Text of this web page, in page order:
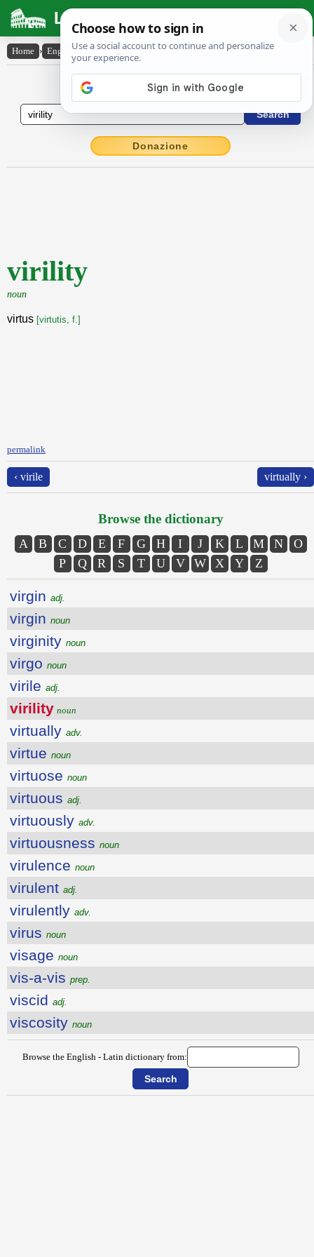
Latin Dictionary
Home › English-Latin › virility
English to Latin Dictionary
Donazione
virility
noun
virtus [virtutis, f.]
permalink
‹ virile virtually ›
Browse the dictionary
A B C D E F G H I J K L M N
O
P
Q R S T U V W X Y Z
virgin adj.
virgin noun
virginity noun
virgo noun
virile adj.
virility noun
virtually adv.
virtue noun
virtuose noun
virtuous adj.
virtuously adv.
virtuousness noun
virulence noun
virulent adj.
virulently adv.
virus noun
visage noun
vis-a-vis prep.
viscid adj.
viscosity noun
Browse the English - Latin dictionary from: